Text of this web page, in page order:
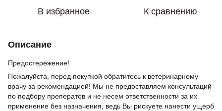
В избранное К сравнению
Описание
Предостережение!
Пожалуйста, перед покупкой обратитесь к ветеринарному
врачу за рекомендацией! Мы не предоставляем консультаций
по подбору преператов и не несем ответственности за их
применение без назначения, ведь Вы рискуете нанести ущерб